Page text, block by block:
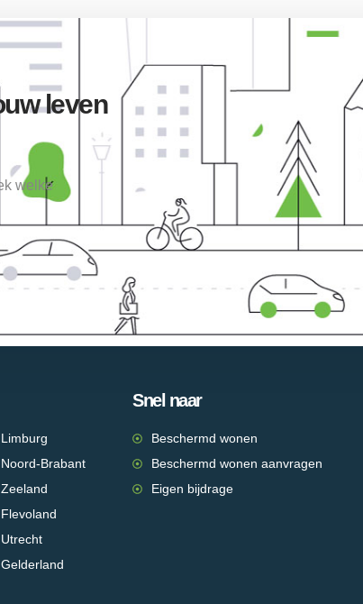
leven
welke
Limburg
Noord-Brabant
Zeeland
Flevoland
Utrecht
Gelderland
Snel naar
Beschermd wonen
Beschermd wonen aanvragen
Eigen bijdrage